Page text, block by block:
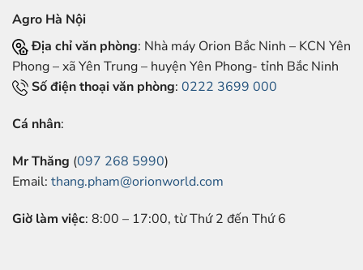
Agro Hà Nội
Địa chỉ văn phòng: Nhà máy Orion Bắc Ninh – KCN Yên
Phong – xã Yên Trung – huyện Yên Phong- tỉnh Bắc Ninh
Số điện thoại văn phòng: 0222 3699 000
Cá nhân:
Mr Thăng (097 268 5990)
Email: thang.pham@orionworld.com
Giờ làm việc: 8:00 – 17:00, từ Thứ 2 đến Thứ 6